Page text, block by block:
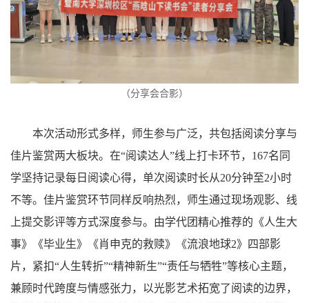
（分享会合影）
本次活动形式多样，师生参与广泛，共包括阅读分享与
佳片鉴赏两大板块。在“阅读达人”线上打卡环节，167名同
学坚持记录每日阅读心得，单次阅读时长从20分钟至2小时
不等。佳片鉴赏环节同样反响热烈，师生通过现场观影、线
上提交影评等方式深度参与。由学代团精心推荐的《人生大
事》《毕业生》《肖申克的救赎》《流浪地球2》四部影
片，紧扣“人生转折”“精神新生”“责任与牺牲”等核心主题，
兼顾时代跨度与情感张力，以光影艺术拓宽了阅读的边界，